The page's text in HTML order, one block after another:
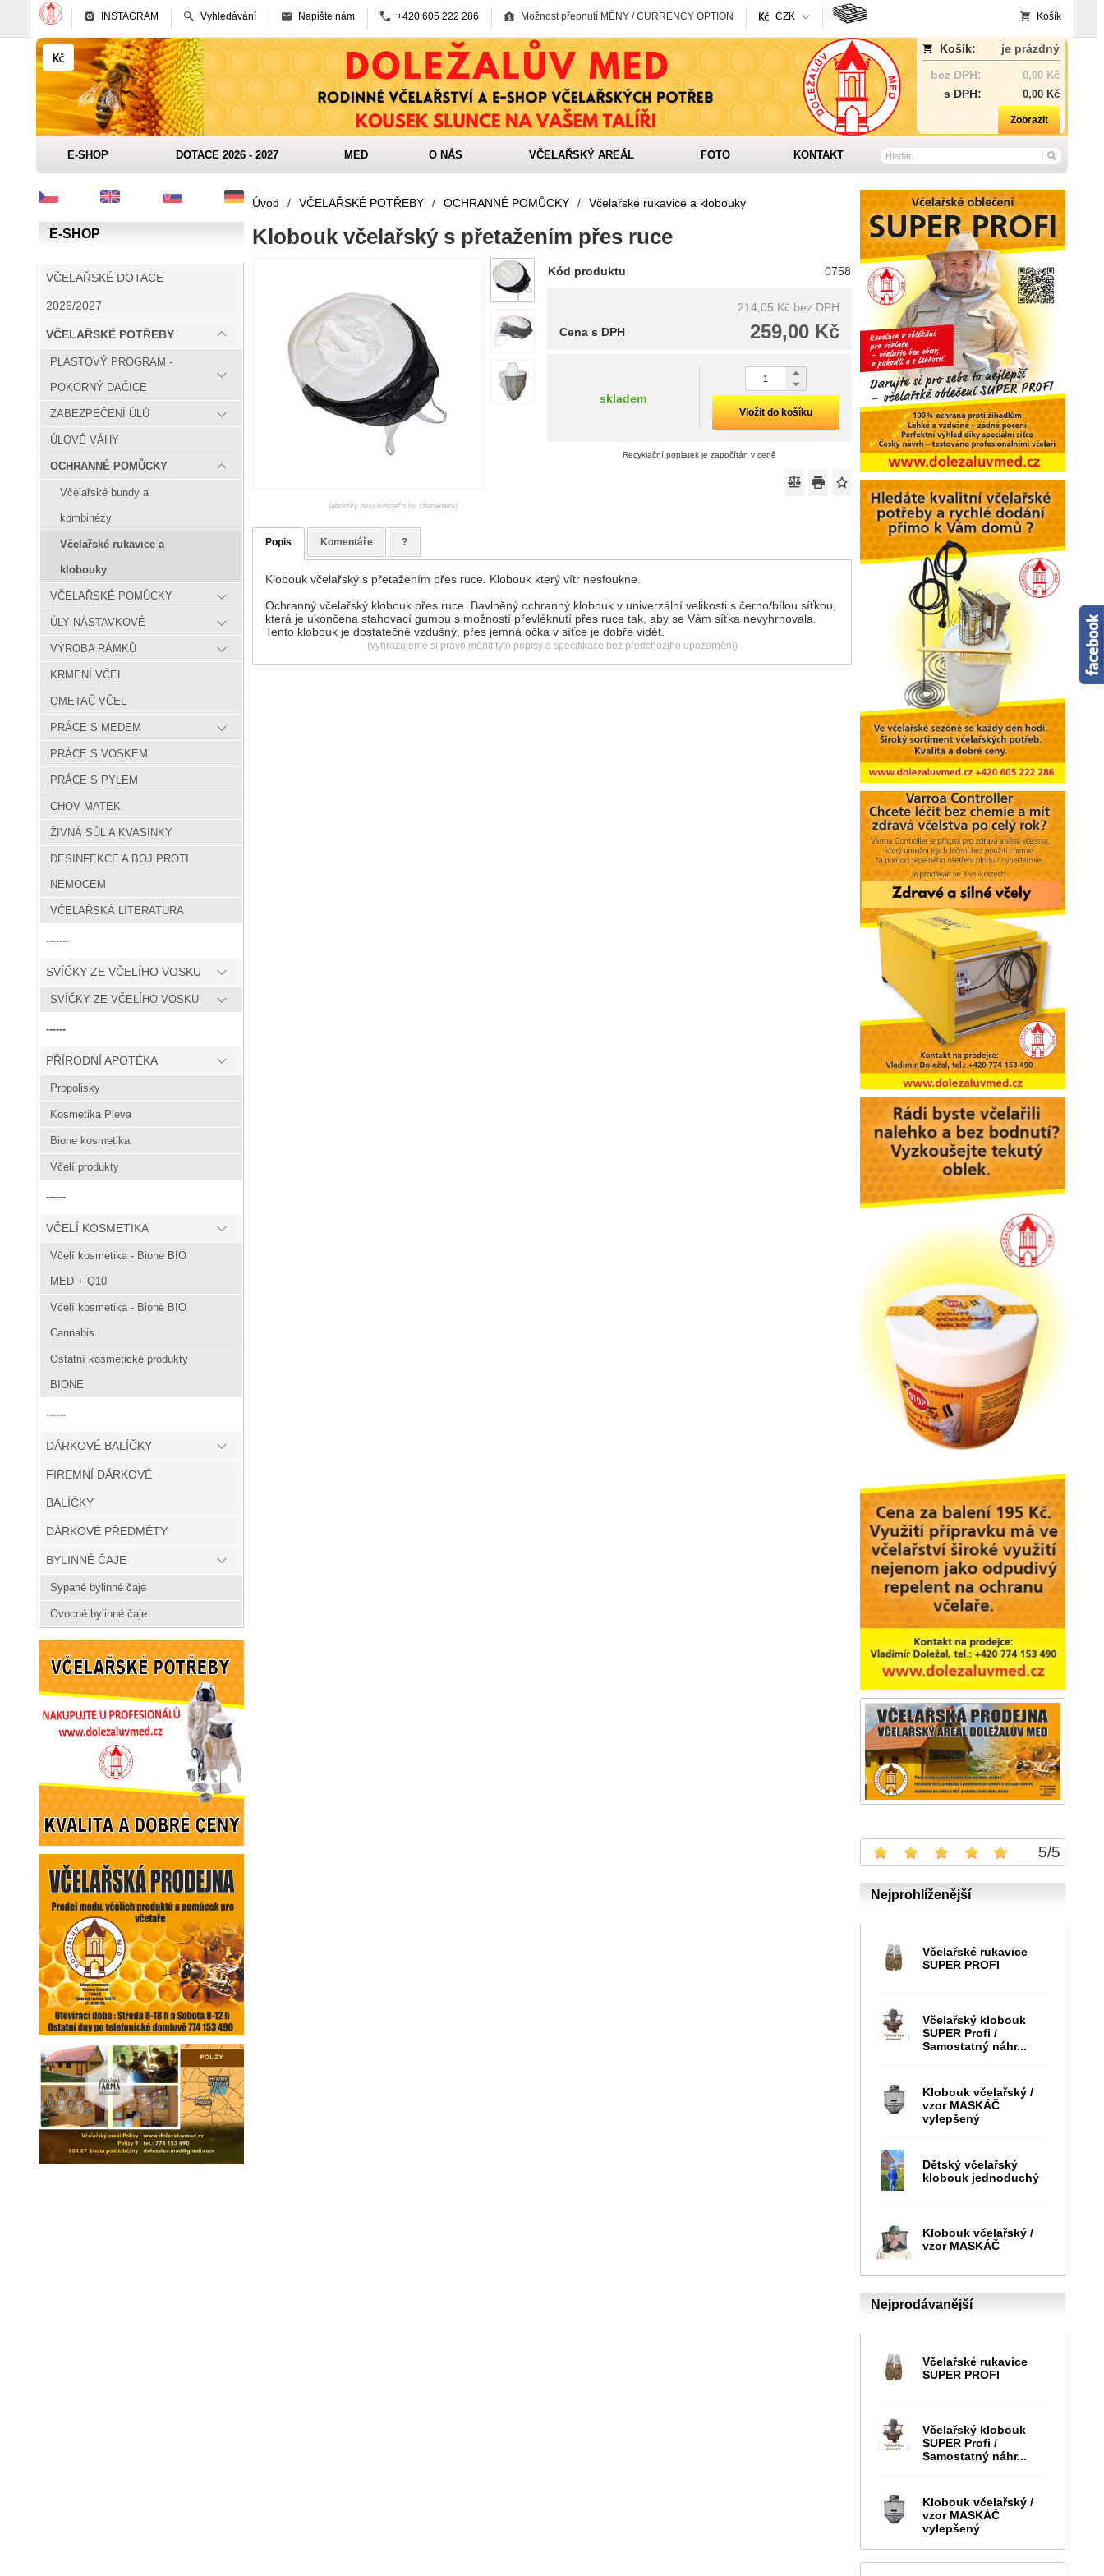
INSTAGRAM Vyhledávání Napište nám +420 605 222 286 Možnost přepnutí MĚNY / CURRENCY OPTION CZK Košík
Košík:
je prázdný
bez DPH:
0,00 Kč
s DPH: 0,00 Kč
Zobrazit
E-SHOP DOTACE 2026 - 2027 MED O NÁS VČELAŘSKÝ AREÁL FOTO KONTAKT
E-SHOP
VČELAŘSKÉ DOTACE
2026/2027
VČELAŘSKÉ POTŘEBY
PLASTOVÝ PROGRAM -
POKORNÝ DAČICE
ZABEZPEČENÍ ÚLŮ
ÚLOVÉ VÁHY
OCHRANNÉ POMŮCKY
Včelařské bundy a
kombinézy
Včelařské rukavice a
klobouky
VČELAŘSKÉ POMŮCKY
ÚLY NÁSTAVKOVÉ
VÝROBA RÁMKŮ
KRMENÍ VČEL
OMETAČ VČEL
PRÁCE S MEDEM
PRÁCE S VOSKEM
PRÁCE S PYLEM
CHOV MATEK
ŽIVNÁ SŮL A KVASINKY
DESINFEKCE A BOJ PROTI
NEMOCEM
VČELAŘSKÁ LITERATURA
-------
SVÍČKY ZE VČELÍHO VOSKU
SVÍČKY ZE VČELÍHO VOSKU
------
PŘÍRODNÍ APOTÉKA
Propolisky
Kosmetika Pleva
Bione kosmetika
Včelí produkty
------
VČELÍ KOSMETIKA
Včelí kosmetika - Bione BIO
MED + Q10
Včelí kosmetika - Bione BIO
Cannabis
Ostatní kosmetické produkty
BIONE
------
DÁRKOVÉ BALÍČKY
FIREMNÍ DÁRKOVÉ
BALÍČKY
DÁRKOVÉ PŘEDMĚTY
BYLINNÉ ČAJE
Sypané bylinné čaje
Ovocné bylinné čaje
5/5
Nejprohlíženější
Včelařské rukavice
SUPER PROFI
Včelařský klobouk
SUPER Profi /
Samostatný náhr...
Klobouk včelařský /
vzor MASKÁČ
vylepšený
Dětský včelařský
klobouk jednoduchý
Klobouk včelařský /
vzor MASKÁČ
Nejprodávanější
Včelařské rukavice
SUPER PROFI
Včelařský klobouk
SUPER Profi /
Samostatný náhr...
Klobouk včelařský /
vzor MASKÁČ
vylepšený
Úvod / VČELAŘSKÉ POTŘEBY / OCHRANNÉ POMŮCKY / Včelařské rukavice a klobouky
Klobouk včelařský s přetažením přes ruce
(obrázky jsou ilustračního charakteru)
Kód produktu 0758
214,05 Kč bez DPH
259,00 Kč
Cena s DPH
skladem
Vložit do košíku
Recyklační poplatek je započítán v ceně
Popis Komentáře ?
Klobouk včelařský s přetažením přes ruce. Klobouk který vítr nesfoukne.
Ochranný včelařský klobouk přes ruce. Bavlněný ochranný klobouk v univerzální velikosti s černo/bílou síťkou,
která je ukončena stahovací gumou s možností převléknutí přes ruce tak, aby se Vám síťka nevyhrnovala.
Tento klobouk je dostatečně vzdušný, přes jemná očka v síťce je dobře vidět.
(vyhrazujeme si právo měnit tyto popisy a specifikace bez předchozího upozornění)